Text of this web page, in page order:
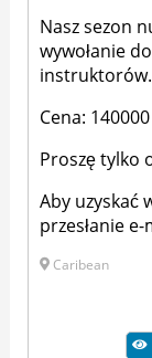
Nasz sezon
wywołanie
instruktorów.
Cena:
Proszę tylko
Aby uzyskać
przesłanie
Caribean